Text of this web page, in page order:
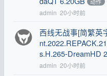
admin 20小时前
西线无战事[简繁英
s.H.265-DreamHD
admin 20小时前